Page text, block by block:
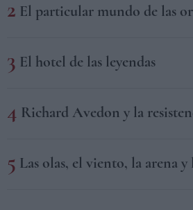
El particular mundo de las
El hotel de las leyendas
Richard Avedon y la
Las olas, el viento, la arena